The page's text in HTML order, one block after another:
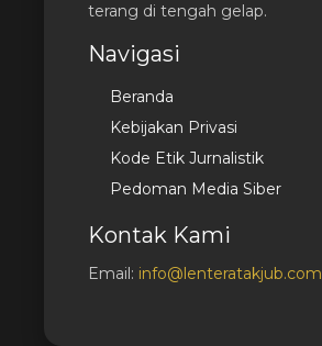
terang di tengah gelap.
Navigasi
Beranda
Kebijakan Privasi
Kode Etik Jurnalistik
Pedoman Media Siber
Kontak Kami
Email: info@lenteratakjub.com